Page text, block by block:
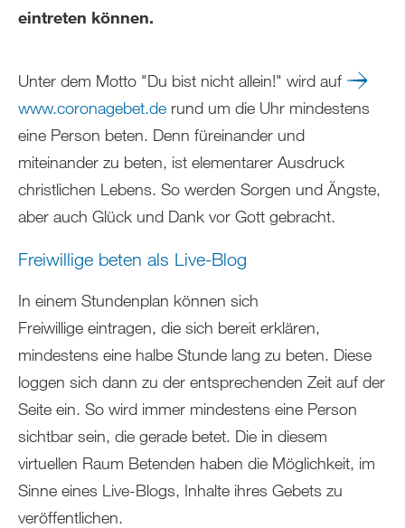
eintreten können.
Unter dem Motto "Du bist nicht allein!" wird auf
www.coronagebet.de rund um die Uhr mindestens
eine Person beten. Denn füreinander und
miteinander zu beten, ist elementarer Ausdruck
christlichen Lebens. So werden Sorgen und Ängste,
aber auch Glück und Dank vor Gott gebracht.
Freiwillige beten als Live-Blog
In einem Stundenplan können sich
Freiwillige eintragen, die sich bereit erklären,
mindestens eine halbe Stunde lang zu beten. Diese
loggen sich dann zu der entsprechenden Zeit auf der
Seite ein. So wird immer mindestens eine Person
sichtbar sein, die gerade betet. Die in diesem
virtuellen Raum Betenden haben die Möglichkeit, im
Sinne eines Live-Blogs, Inhalte ihres Gebets zu
veröffentlichen.